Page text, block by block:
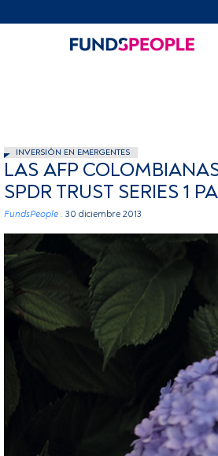
INVERSIÓN EN EMERGENTES
LAS AFP
SPDR TRUST SERIES 1
FundsPeople . 30 diciembre 2013